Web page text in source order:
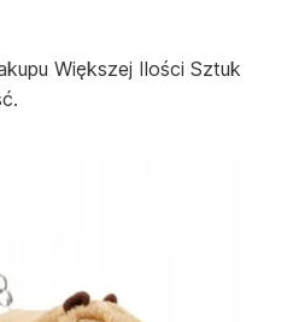
Większej Ilości Sztuk